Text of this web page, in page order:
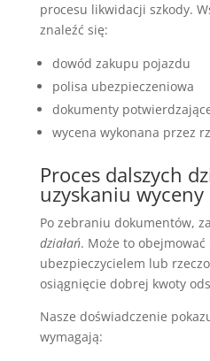
procesu likwidacji szkody.
znaleźć się:
dowód zakupu pojazdu
polisa ubezpieczeniowa
dokumenty
wycena wykonana przez
Proces dalszych
uzyskaniu wyceny
Po zebraniu dokumentów,
działań. Może to obejmować
ubezpieczycielem lub
osiągnięcie dobrej kwoty
Nasze doświadczenie
wymagają: